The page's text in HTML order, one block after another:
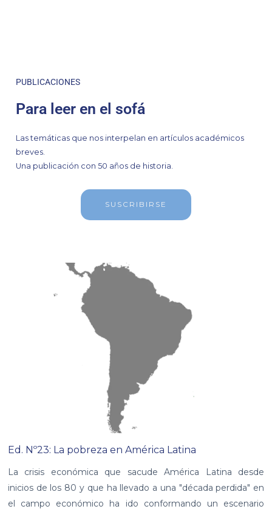
PUBLICACIONES
Para leer en el sofá
Las temáticas que nos interpelan en artículos académicos
breves.
Una publicación con 50 años de historia.
SUSCRIBIRSE
Ed. Nº23: La pobreza en América Latina
La crisis económica que sacude América Latina desde
inicios de los 80 y que ha llevado a una "década perdida" en
el campo económico ha ido conformando un escenario